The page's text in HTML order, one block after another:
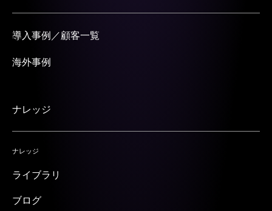
導入事例／顧客一覧
海外事例
ナレッジ
ナレッジ
ライブラリ
ブログ